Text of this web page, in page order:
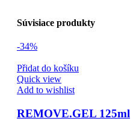
Súvisiace produkty
-34%
Přidat do košíku
Quick view
Add to wishlist
REMOVE.GEL 125ml